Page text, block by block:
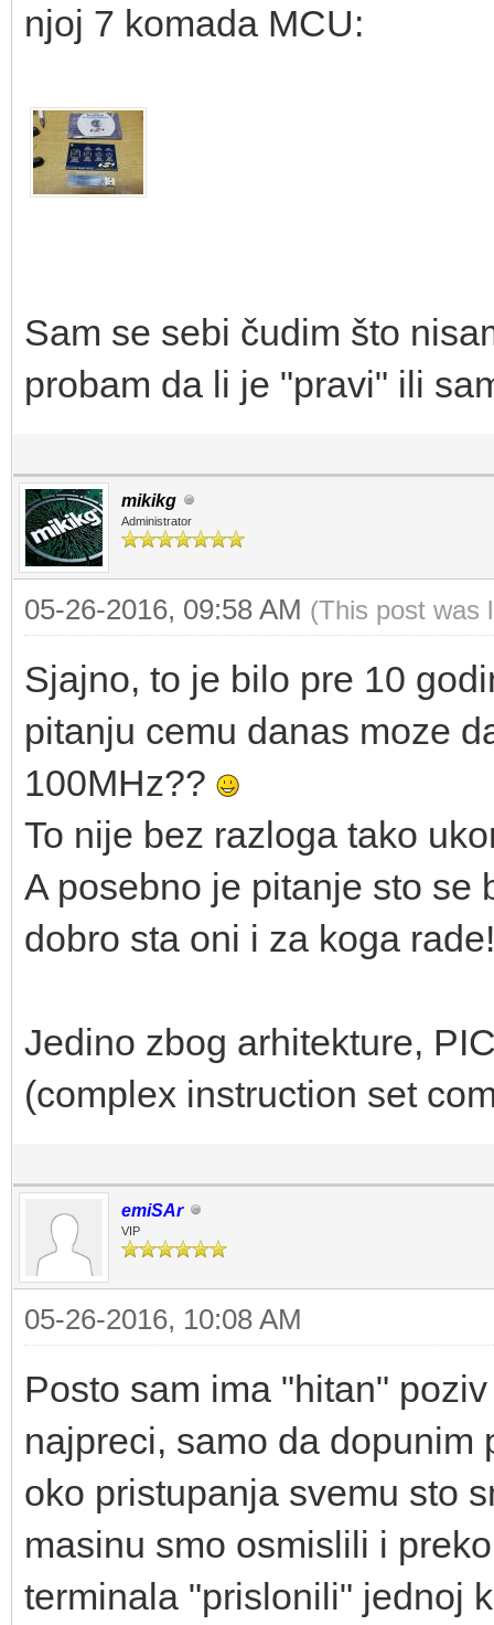
njoj 7 komada MCU:
Sam se sebi čudim što
probam da li je "pravi" ili
mikikg
Administrator
05-26-2016, 09:58 AM (This post was
Sjajno, to je bilo pre 10
pitanju cemu danas moze
100MHz??
To nije bez razloga tako
A posebno je pitanje sto se
dobro sta oni i za koga rade!
Jedino zbog arhitekture,
(complex instruction set
emiSAr
VIP
05-26-2016, 10:08 AM
Posto sam ima "hitan"
najpreci, samo da dopunim
oko pristupanja svemu sto
masinu smo osmislili i
terminala "prislonili" jednoj